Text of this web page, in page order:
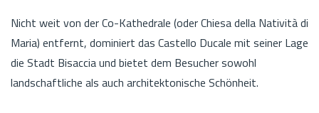
Nicht weit von der Co-Kathedrale (oder Chiesa della Natività di
Maria) entfernt, dominiert das Castello Ducale mit seiner Lage
die Stadt Bisaccia und bietet dem Besucher sowohl
landschaftliche als auch architektonische Schönheit.